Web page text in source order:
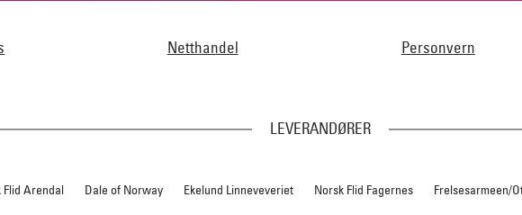
Netthandel Personvern
LEVERANDØRER
Flid Arendal Dale of Norway Ekelund Linneveveriet Norsk Flid Fagernes Frelsesarmeen/